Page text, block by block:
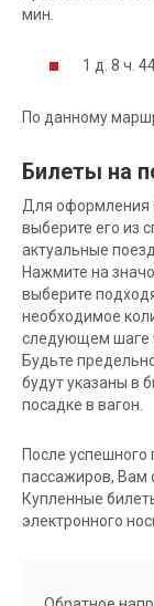
мин.
1 д. 8 ч.
По данному
Билеты на
Для оформления
выберите его из
актуальные
Нажмите на
выберите
необходимое
следующем шаге
Будьте
будут указаны в
посадке в вагон.
После
пассажиров, Вам
Купленные
электронного